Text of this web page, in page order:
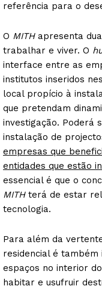
referência para o
O MITHapresenta
trabalhar e viver. O
interface entre as
institutos inseridos
local propício à
que pretendam
investigação. Poderá
instalação de
empresas que
entidades que estão
essencial é que o
MITHterá de estar
tecnologia.
Para além da
residencial é
espaços no interior do
habitar e usufruir